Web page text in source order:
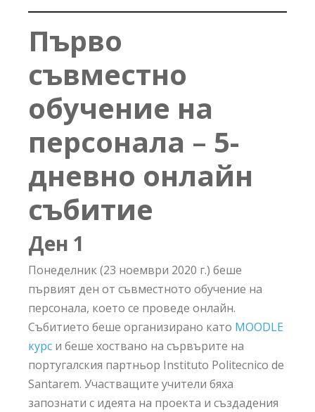
Първо
съвместно
обучение на
персонала – 5-
дневно онлайн
събитие
Ден 1
Понеделник (23 ноември 2020 г.) беше
първият ден от съвместното обучение на
персонала, което се проведе онлайн.
Събитието беше организирано като MOODLE
курс и беше хоствано на сървърите на
португалския партньор Instituto Politecnico de
Santarem. Участващите учители бяха
запознати с идеята на проекта и създадения